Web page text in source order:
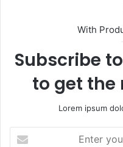
With
Subscribe
to get the
Lorem ipsum